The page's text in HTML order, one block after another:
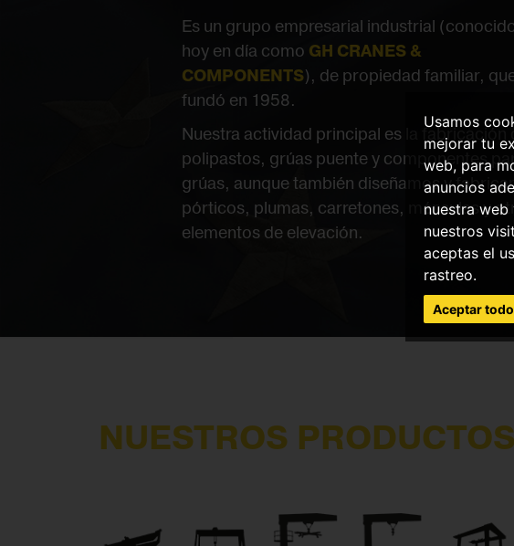
Usamos
mejorar tu
web, para
anuncios
nuestra
nuestros
aceptas el
rastreo.
Aceptar todo
Es un grupo empresarial industrial
hoy en día como GH CRANES &
COMPONENTS), de propiedad familiar,
fundó en 1958.
Nuestra actividad principal es la fabricación
polipastos, grúas puente y componentes
grúas, aunque también diseñamos y
pórticos, plumas, carretones, ménsulas y
elementos de elevación.
NUESTROS PRODUCTOS